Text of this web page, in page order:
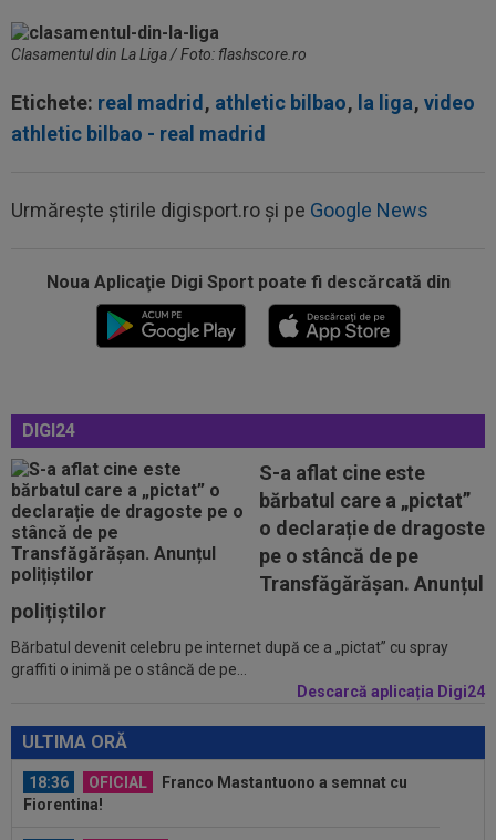
Clasamentul din La Liga / Foto: flashscore.ro
Etichete: real madrid , athletic bilbao, la liga, video
athletic bilbao - real madrid
Urmărește știrile digisport.ro și pe Google News
Noua Aplicaţie Digi Sport poate fi descărcată din
DIGI24
S-a aflat cine este
bărbatul care a „pictat”
o declarație de dragoste
pe o stâncă de pe
Transfăgărășan. Anunțul
polițiștilor
Bărbatul devenit celebru pe internet după ce a „pictat” cu spray
graffiti o inimă pe o stâncă de pe...
Descarcă aplicația Digi24
ULTIMA ORĂ
EXCLUSIV
Ce se va întâmpla cu Filipe
Coelho, după KuPS - Universitatea Craiova 1-1
18:23
Catalanii anunță: Manchester City și Barcelona,
acord total pentru Rodri!
18:20
(P) O nouă etapă a gazdelor? Cum arată Cotele
Superbet pentru etapa #4
18:51 LIVE VIDEO&SCORE
Unirea Slobozia - Gloria
Bistrița 0-0, ACUM, DGS 1. Programul complet al
etapei...
18:48
Dinamo - FC Voluntari LIVE VIDEO, sâmbătă,
21:30, la DGS 1. Egalitate de puncte...
Dinamo? Ce a spus Nuno Campos
18:36 OFICIAL
Franco Mastantuono a semnat cu
Fiorentina!